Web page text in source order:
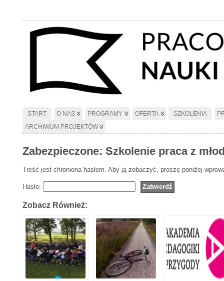
START O NAS PROGRAMY OFERTA SZKOLENIA
ARCHIWUM PROJEKTÓW
Zabezpieczone: Szkolenie praca z
Treść jest chroniona hasłem. Aby ją zobaczyć, proszę poniżej
Hasło:
Zobacz Również: